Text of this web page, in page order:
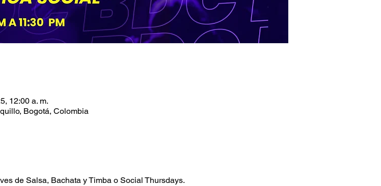
12:00 a. m.
Bogotá, Colombia
de Salsa, Bachata y Timba o Social Thursdays.